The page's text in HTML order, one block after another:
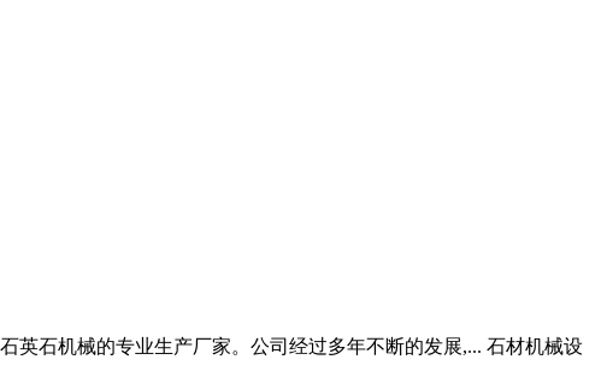
英石机械的专业生产厂家。公司经过多年不断的发展,... 石材机械设